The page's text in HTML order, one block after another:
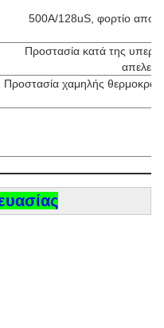
500A/128uS, φορτίο
Προστασία κατά της
Προστασία χαμηλής